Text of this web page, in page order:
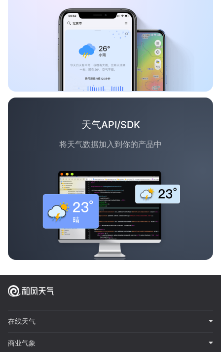
天气API/SDK
将天气数据加入到你的产品中
在线天气
商业气象